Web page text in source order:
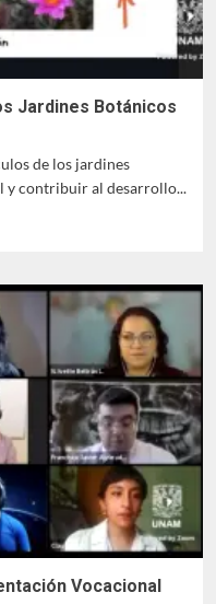
Jardines Botánicos
de los jardines
y contribuir al desarrollo...
Vocacional